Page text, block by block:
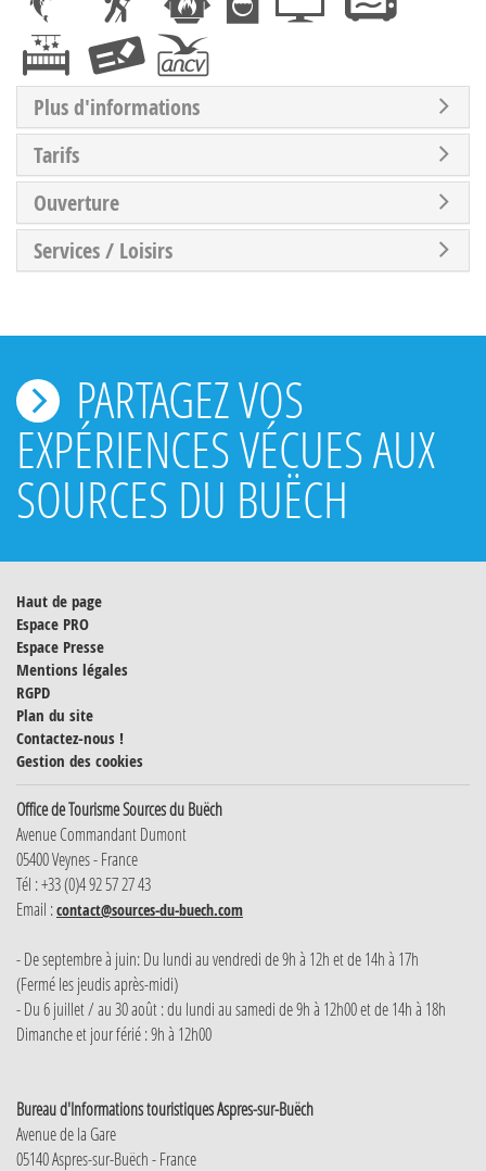
Plus d'informations
Tarifs
Ouverture
Services / Loisirs
PARTAGEZ VOS
EXPÉRIENCES VÉCUES AUX
SOURCES DU BUËCH
Haut de page
Espace PRO
Espace Presse
Mentions légales
RGPD
Plan du site
Contactez-nous !
Gestion des cookies
Office de Tourisme Sources du Buëch
Avenue Commandant Dumont
05400 Veynes - France
Tél : +33 (0)4 92 57 27 43
Email :contact@sources-du-buech.com
- De septembre à juin: Du lundi au vendredi de 9h à 12h et de 14h à 17h
(Fermé les jeudis après-midi)
- Du 6 juillet / au 30 août : du lundi au samedi de 9h à 12h00 et de 14h à 18h
Dimanche et jour férié : 9h à 12h00
Bureau d'Informations touristiques Aspres-sur-Buëch
Avenue de la Gare
05140 Aspres-sur-Buëch - France